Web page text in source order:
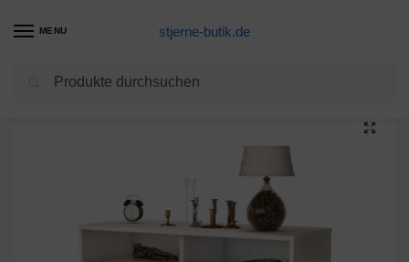
MENU stjerne-butik.de
Unkategorisiert / Lowboard Columbus, Zeder, hängend (92x49x35cm)